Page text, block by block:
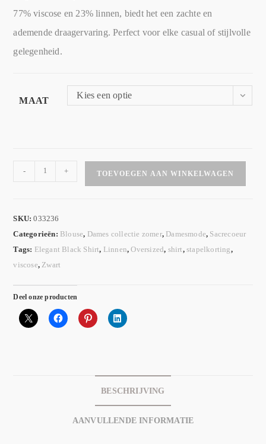
77% viscose en 23% linnen, biedt het een zachte en
ademende draagervaring. Perfect voor elke casual of stijlvolle
gelegenheid.
MAAT
Kies een optie
- + TOEVOEGEN AAN WINKELWAGEN
SKU:033236
Categorieën: Blouse, Dames collectie zomer, Damesmode, Sacrecoeur
Tags: Elegant Black Shirt, Linnen,Oversized, shirt,stapelkorting,
viscose, Zwart
Deel onze producten
BESCHRIJVING
AANVULLENDE INFORMATIE